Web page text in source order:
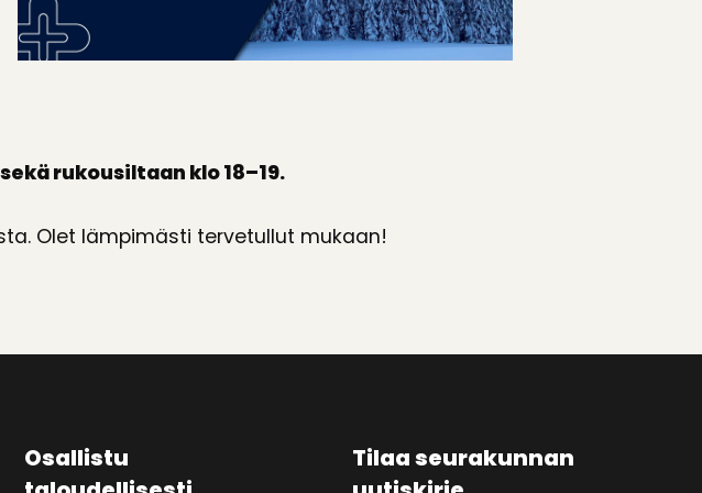
rukousiltaan klo 18–19.
Olet lämpimästi tervetullut mukaan!
Osallistu
Tilaa seurakunnan